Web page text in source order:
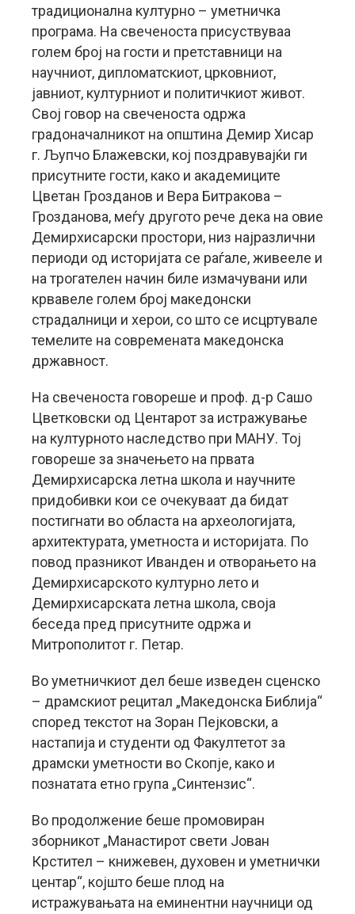
традиционална културно – уметничка
програма. На свеченоста присуствуваа
голем број на гости и претставници на
научниот, дипломатскиот, црковниот,
јавниот, културниот и политичкиот живот.
Свој говор на свеченоста одржа
градоначалникот на општина Демир Хисар
г. Љупчо Блажевски, кој поздравувајќи ги
присутните гости, како и академиците
Цветан Грозданов и Вера Битракова –
Грозданова, меѓу другото рече дека на овие
Демирхисарски простори, низ најразлични
периоди од историјата се раѓале, живееле и
на трогателен начин биле измачувани или
крвавеле голем број македонски
страдалници и херои, со што се исцртувале
темелите на современата македонска
државност.
На свеченоста говореше и проф. д-р Сашо
Цветковски од Центарот за истражување
на културното наследство при МАНУ. Тој
говореше за значењето на првата
Демирхисарска летна школа и научните
придобивки кои се очекуваат да бидат
постигнати во областа на археологијата,
архитектурата, уметноста и историјата. По
повод празникот Иванден и отворањето на
Демирхисарското културно лето и
Демирхисарската летна школа, своја
беседа пред присутните одржа и
Митрополитот г. Петар.
Во уметничкиот дел беше изведен сценско
– драмскиот рецитал „Македонска Библија“
според текстот на Зоран Пејковски, а
настапија и студенти од Факултетот за
драмски уметности во Скопје, како и
познатата етно група „Синтензис“.
Во продолжение беше промовиран
зборникот „Манастирот свети Јован
Крстител – книжевен, духовен и уметнички
центар“, којшто беше плод на
истражувањата на еминентни научници од